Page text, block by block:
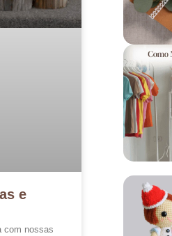
e
com nossas